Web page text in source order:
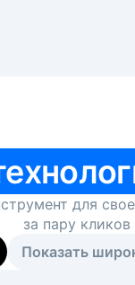
для
за пару кликов
Показать